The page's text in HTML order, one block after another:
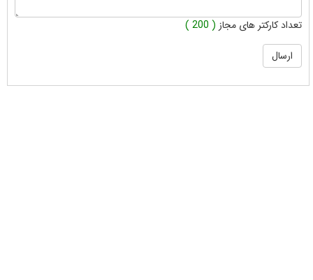
تعداد کارکتر های مجاز ( 200 )